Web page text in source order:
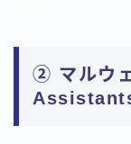
② マルウ